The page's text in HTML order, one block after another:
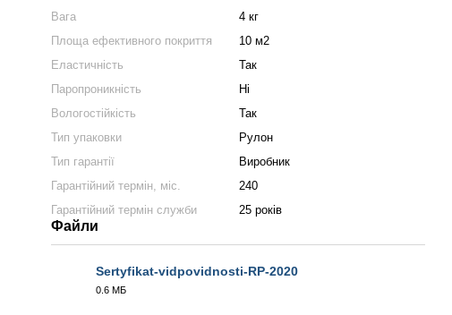
Вага
4 кг
Площа ефективного покриття
10 м2
Еластичність
Так
Паропроникність
Ні
Вологостійкість
Так
Тип упаковки
Рулон
Тип гарантії
Виробник
Гарантійний термін, міс.
240
Гарантійний термін служби
25 років
Файли
Sertyfikat-vidpovidnosti-RP-2020
0.6 МБ